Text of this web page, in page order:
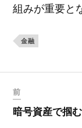
組みが重要と
金融
前
暗号資産で掴